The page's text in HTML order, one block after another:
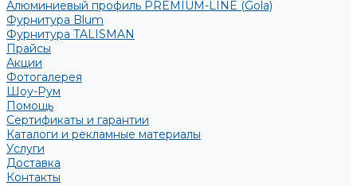
Алюминиевый профиль PREMIUM-LINE (Gola)
Фурнитура Blum
Фурнитура TALISMAN
Прайсы
Акции
Фотогалерея
Шоу-Рум
Помощь
Сертификаты и гарантии
Каталоги и рекламные материалы
Услуги
Доставка
Контакты